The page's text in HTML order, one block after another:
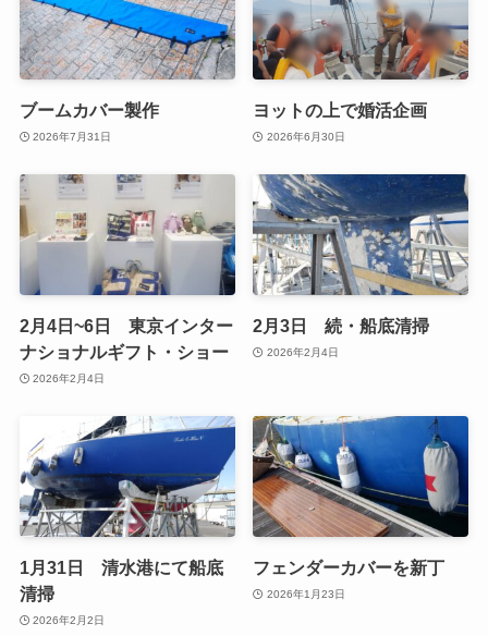
ブームカバー製作
2026年7月31日
ヨットの上で婚活企画
2026年6月30日
2月4日~6日 東京インター
ナショナルギフト・ショー
2026年2月4日
2月3日 続・船底清掃
2026年2月4日
1月31日 清水港にて船底
清掃
2026年2月2日
フェンダーカバーを新丁
2026年1月23日